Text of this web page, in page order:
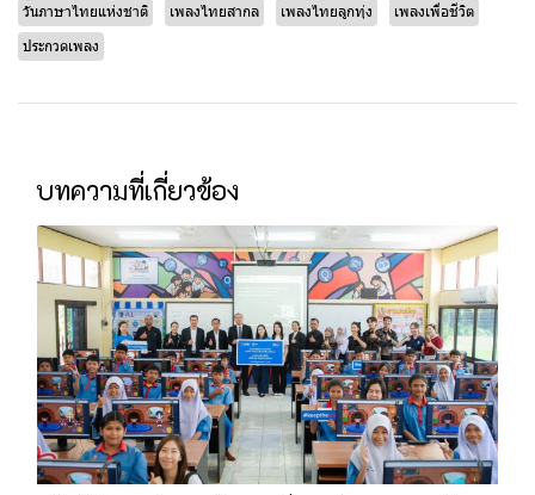
วันภาษาไทยแห่งชาติ
เพลงไทยสากล เพลงไทยลูกทุ่ง
เพลงเพื่อชีวิต
ประกวดเพลง
บทความที่เกี่ยวข้อง